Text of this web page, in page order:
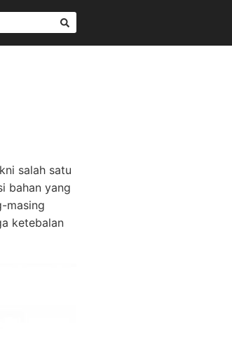
salah satu
bahan yang
masing
ketebalan